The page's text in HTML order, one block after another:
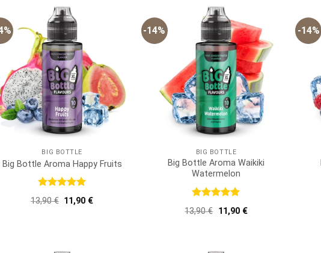
BIG BOTTLE
Big Bottle Aroma Happy Fruits
Bewertet
mit 5
von
13,90€ Ursprünglicher
Preis
11,90 €Aktueller
-14%
BIG BOTTLE
Big Bottle Aroma Waikiki
Watermelon
Bewertet
mit5 von
13,90€ Ursprünglicher
Preis
11,90 €Aktueller
-14%